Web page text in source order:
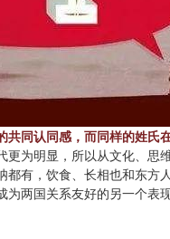
同认同感，而同样的姓
为明显，所以从文化、
有，饮食、长相也和东方人
两国关系友好的另一个表